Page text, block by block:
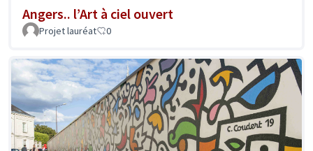
Angers.. l’Art à ciel ouvert
Projet lauréat 0